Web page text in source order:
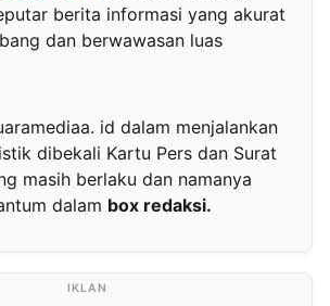
berita informasi yang akurat
dan berwawasan luas
id dalam menjalankan
dibekali Kartu Pers dan Surat
masih berlaku dan namanya
dalam box redaksi.